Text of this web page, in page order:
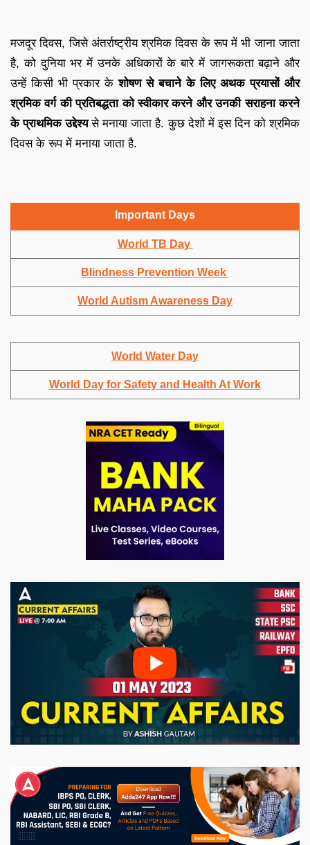
मजदूर दिवस, जिसे अंतर्राष्ट्रीय श्रमिक दिवस के रूप में भी जाना जाता
है, को दुनिया भर में उनके अधिकारों के बारे में जागरूकता बढ़ाने और
उन्हें किसी भी प्रकार केशोषण से बचाने के लिए अथक प्रयासों और
श्रमिक वर्ग की प्रतिबद्धता को स्वीकार करने और उनकी सराहना करने
के प्राथमिक उद्देश्यसे मनाया जाता है. कुछ देशों में इस दिन को श्रमिक
दिवस के रूप में मनाया जाता है.
Important Days
World TB Day
Blindness Prevention Week
World Autism Awareness Day
World Water Day
World Day for Safety and Health At Work